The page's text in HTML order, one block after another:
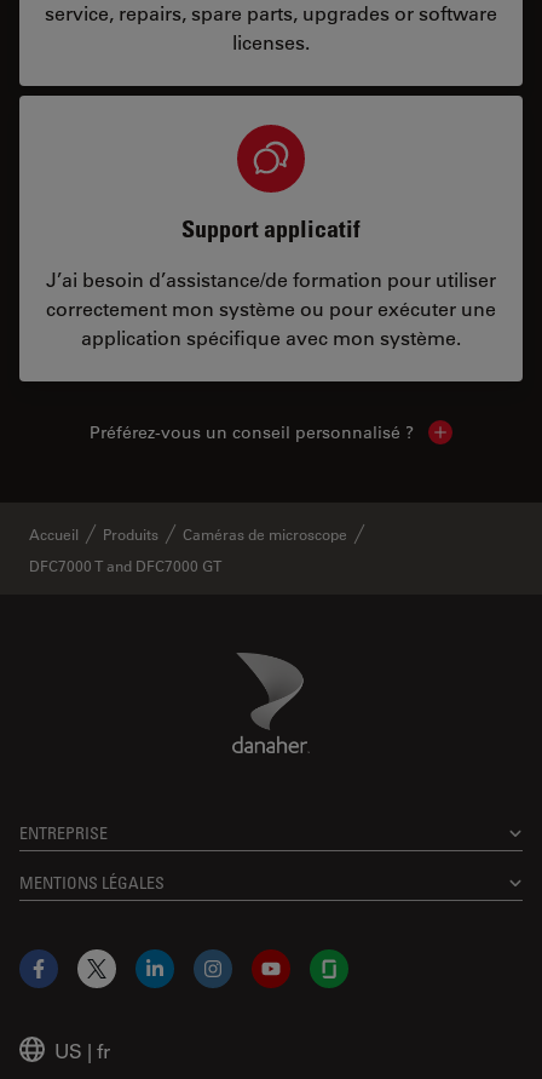
service, repairs, spare parts, upgrades or software
licenses.
Support applicatif
J’ai besoin d’assistance/de formation pour utiliser
correctement mon système ou pour exécuter une
application spécifique avec mon système.
Préférez-vous un conseil personnalisé ? Show local
Accueil Produits
Caméras de microscope
DFC7000 T and DFC7000 GT
Danaher Logo
ENTREPRISE
MENTIONS LÉGALES
US | fr
Facebook
X LinkedInInstagramYouTubeGlassdoor